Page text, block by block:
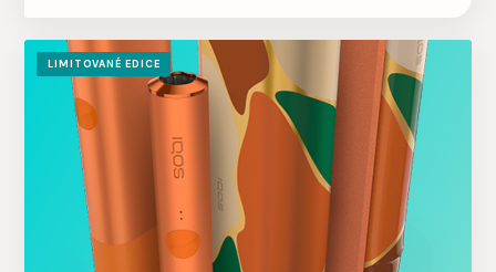
WE Edition.
LIMITOVANÉ EDICE